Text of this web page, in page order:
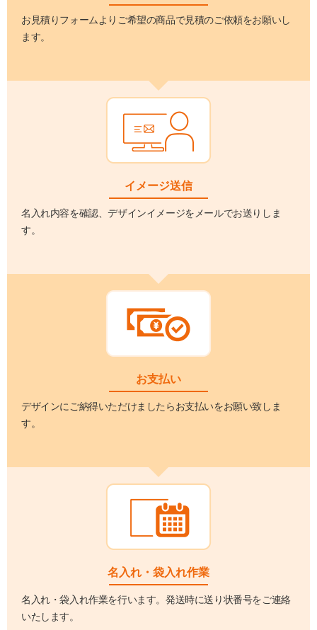
お見積りフォームよりご希望の商品で見積のご依頼をお願いし
ます。
イメージ送信
名入れ内容を確認、デザインイメージをメールでお送りしま
す。
お支払い
デザインにご納得いただけましたらお支払いをお願い致しま
す。
名入れ・袋入れ作業
名入れ・袋入れ作業を行います。発送時に送り状番号をご連絡
いたします。